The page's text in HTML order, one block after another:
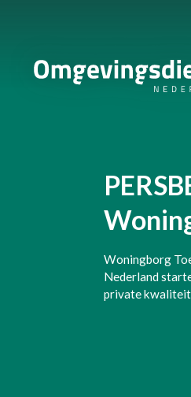
Woningborg
Nederland
private